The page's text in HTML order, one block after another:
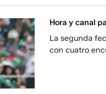
Hora y canal
La segunda
con cuatro